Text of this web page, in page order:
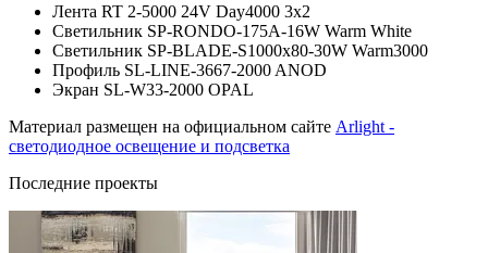
Лента RT 2-5000 24V Day4000 3x2
Светильник SP-RONDO-175A-16W Warm White
Светильник SP-BLADE-S1000x80-30W Warm3000
Профиль SL-LINE-3667-2000 ANOD
Экран SL-W33-2000 OPAL
Материал размещен на официальном сайте Arlight -
светодиодное освещение и подсветка
Последние проекты